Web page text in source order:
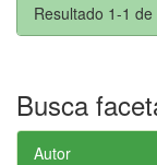
Resultado 1-1 de
Busca
Autor